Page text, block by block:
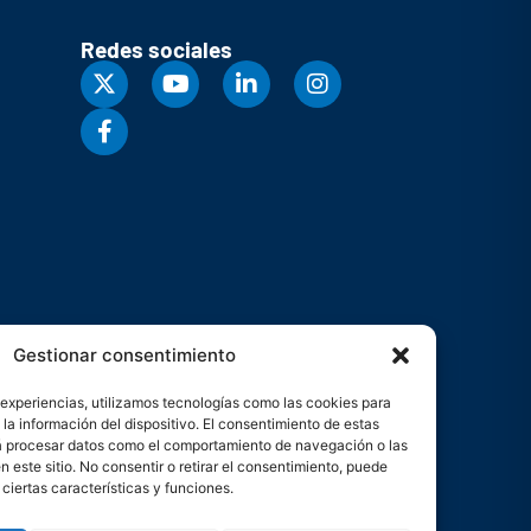
Gestionar consentimiento
utilizamos tecnologías como las cookies para
información del dispositivo. El consentimiento de estas
datos como el comportamiento de navegación o las
este sitio. No consentir o retirar el consentimiento, puede
características y funciones.
Redes sociales